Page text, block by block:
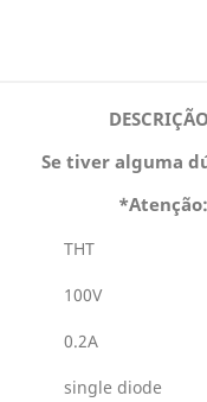
Se tiver alguma
THT
100V
0.2A
single diode